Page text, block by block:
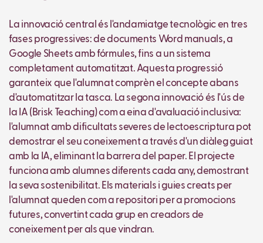
La innovació central és l'andamiatge tecnològic en tres
fases progressives: de documents Word manuals, a
Google Sheets amb fórmules, fins a un sistema
completament automatitzat. Aquesta progressió
garanteix que l'alumnat comprèn el concepte abans
d'automatitzar la tasca. La segona innovació és l'ús de
la IA (Brisk Teaching) com a eina d'avaluació inclusiva:
l'alumnat amb dificultats severes de lectoescriptura pot
demostrar el seu coneixement a través d'un diàleg guiat
amb la IA, eliminant la barrera del paper. El projecte
funciona amb alumnes diferents cada any, demostrant
la seva sostenibilitat. Els materials i guies creats per
l'alumnat queden com a repositori per a promocions
futures, convertint cada grup en creadors de
coneixement per als que vindran.